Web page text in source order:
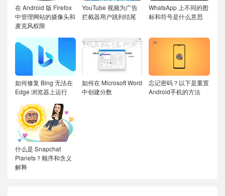
在 Android 版 Firefox
中管理网站的摄像头和
麦克风权限
YouTube 视频为广告
拦截器用户跳到结尾
WhatsApp 上不同的图
标和符号是什么意思
如何修复 Bing 无法在
Edge 浏览器上运行
如何在 Microsoft Word
中创建分数
忘记密码？以下是重置
Android手机的方法
什么是 Snapchat
Planets？顺序和含义
解释